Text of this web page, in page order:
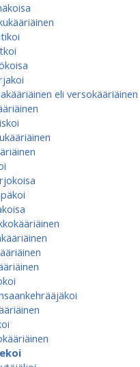
eli versokääriäinen